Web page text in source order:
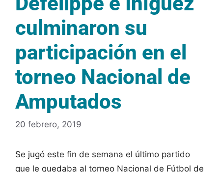
culminaron su
participación en el
torneo Nacional de
Amputados
20 febrero, 2019
Se jugó este fin de semana el último partido
que le quedaba al torneo Nacional de Fútbol de